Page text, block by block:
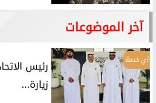
آخر الموضوعات
أي خدمة
رئيس
زيارة...